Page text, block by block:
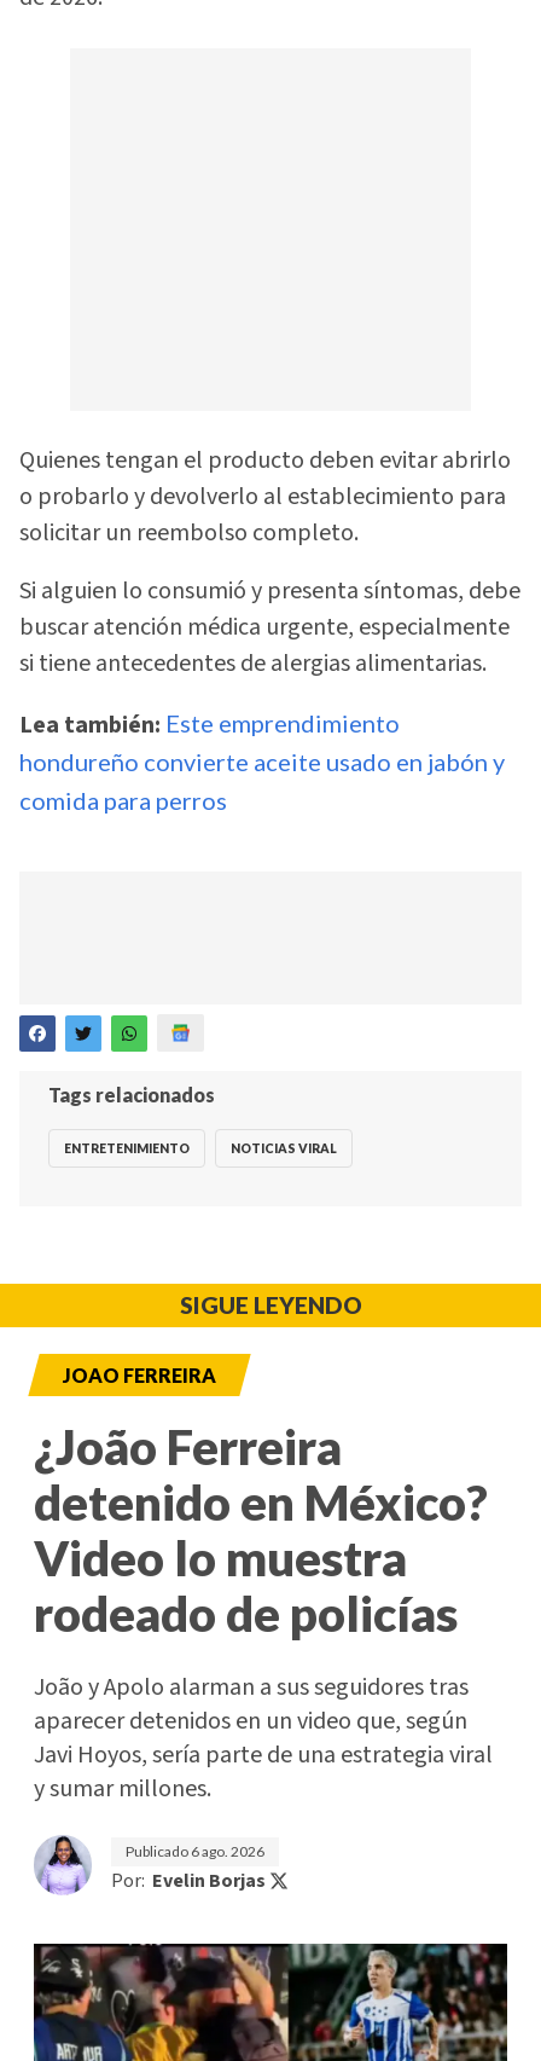
Quienes tengan el producto deben evitar abrirlo
o probarlo y devolverlo al establecimiento para
solicitar un reembolso completo.
Si alguien lo consumió y presenta síntomas, debe
buscar atención médica urgente, especialmente
si tiene antecedentes de alergias alimentarias.
Lea también: Este emprendimiento
hondureño convierte aceite usado en jabón y
comida para perros
Tags relacionados
ENTRETENIMIENTO NOTICIAS VIRAL
SIGUE LEYENDO
JOAO FERREIRA
¿João Ferreira
detenido en México?
Video lo muestra
rodeado de policías
João y Apolo alarman a sus seguidores tras
aparecer detenidos en un video que, según
Javi Hoyos, sería parte de una estrategia viral
y sumar millones.
Publicado 6 ago. 2026
Por: Evelin Borjas